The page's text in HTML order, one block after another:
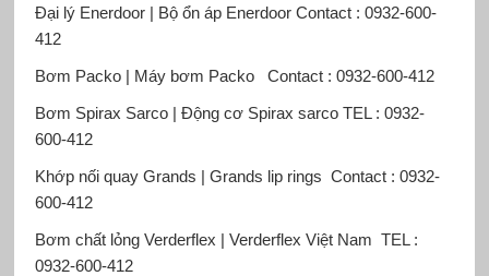
Đại lý Enerdoor | Bộ ổn áp EnerdoorContact : 0932-600-
412
Bơm Packo | Máy bơm PackoContact : 0932-600-412
Bơm Spirax Sarco | Động cơ Spirax sarcoTEL : 0932-
600-412
Khớp nối quay Grands | Grands lip rings Contact : 0932-
600-412
Bơm chất lỏng Verderflex | Verderflex Việt Nam TEL :
0932-600-412